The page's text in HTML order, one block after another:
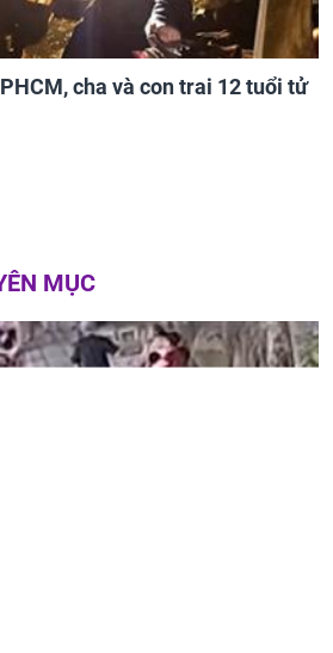
cha và con trai 12 tuổi tử
MỤC